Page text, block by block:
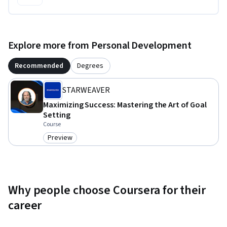
Explore more from Personal Development
Recommended Degrees
STARWEAVER
Maximizing Success: Mastering the Art of Goal
Setting
Course
Category: Preview
Preview
Why people choose Coursera for their
career